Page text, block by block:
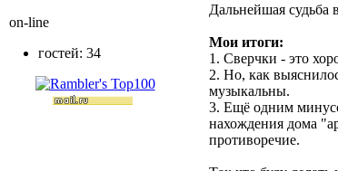
Дальнейшая судьба
Мои итоги:
1. Сверчки - это
2. Но, как
музыкальны.
3. Ещё одним
нахождения дома
противоречие.
on-line
гостей: 34